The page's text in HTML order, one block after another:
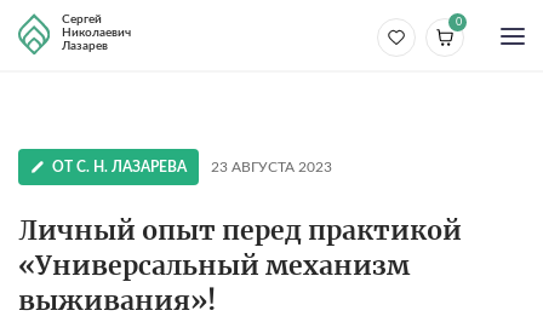
Сергей
Николаевич
Лазарев
0
ОТ С. Н. ЛАЗАРЕВА 23 АВГУСТА 2023
Личный опыт перед практикой
«Универсальный механизм
выживания»!